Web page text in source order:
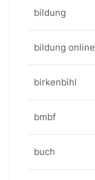
bildung
bildung online
birkenbihl
bmbf
buch